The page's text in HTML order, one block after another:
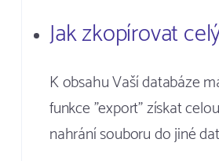
Jak zkopírovat
K obsahu Vaší databáze
funkce "export" získat
nahrání souboru do jiné